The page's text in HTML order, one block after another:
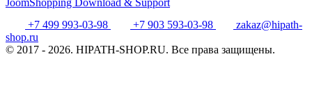
JoomShopping Download & Support
+7 499 993-03-98
+7 903 593-03-98
zakaz@hipath-
shop.ru
© 2017 - 2026. HIPATH-SHOP.RU. Все права защищены.